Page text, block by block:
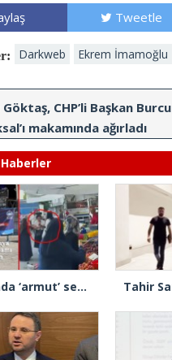
Tweetle
Darkweb Ekrem İmamoğlu
CHP’li Başkan Burcu
makamında ağırladı
Beyoğlu’nda ‘armut’ seçme tartışmasında müşterinin başına kalas fırlatan pazarcı tutuklandı